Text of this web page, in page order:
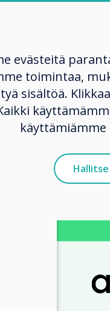
evästeitä
toimintaa,
sisältöä.
käyttämiämme
ja